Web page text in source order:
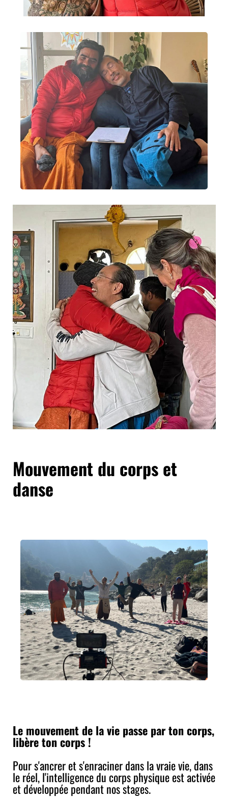
Mouvement du corps et
danse
Le mouvement de la vie passe par ton corps,
libère ton corps !
Pour s'ancrer et s'enraciner dans la vraie vie, dans
le réel, l'intelligence du corps physique est activée
et développée pendant nos stages.